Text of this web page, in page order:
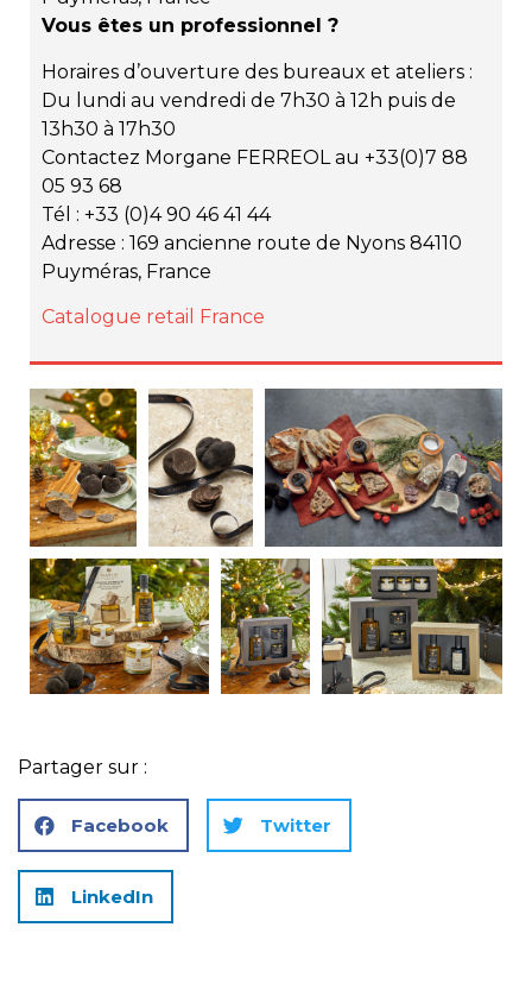
Vous êtes un professionnel ?
Horaires d’ouverture des bureaux et ateliers :
Du lundi au vendredi de 7h30 à 12h puis de
13h30 à 17h30
Contactez Morgane FERREOL au +33(0)7 88
05 93 68
Tél : +33 (0)4 90 46 41 44
Adresse : 169 ancienne route de Nyons 84110
Puyméras, France
Catalogue retail France
Partager sur :
Facebook Twitter
LinkedIn